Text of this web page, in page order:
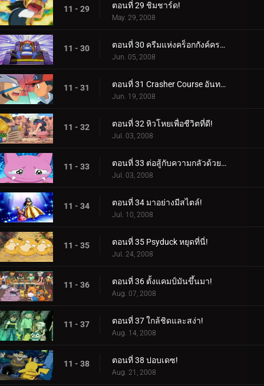
11 - 29 ตอนที่ 29 ชิมชาร์ด!
May. 29, 2008
11 - 30 ตอนที่ 30 ครีมแห่งคร็อกกังค์ครอป!
Jun. 05, 2008
11 - 31 ตอนที่ 31 Crasher Course อันทรงพลัง!
Jun. 19, 2008
11 - 32 ตอนที่ 32 หิวโหยเพื่อชีวิตที่ดี!
Jul. 03, 2008
11 - 33 ตอนที่ 33 ต่อสู้กับความกลัวด้วยความหวาดกลัว!
Jul. 03, 2008
11 - 34 ตอนที่ 34 มาอย่างมีสไตล์!
Jul. 10, 2008
11 - 35 ตอนที่ 35 Psyduck หยุดที่นี่!
Jul. 24, 2008
11 - 36 ตอนที่ 36 ตั้งแคมป์มันขึ้นมา!
Aug. 07, 2008
11 - 37 ตอนที่ 37 ใกล้ชิดและสง่า!
Aug. 14, 2008
11 - 38 ตอนที่ 38 ปอบเดซ!
Aug. 21, 2008